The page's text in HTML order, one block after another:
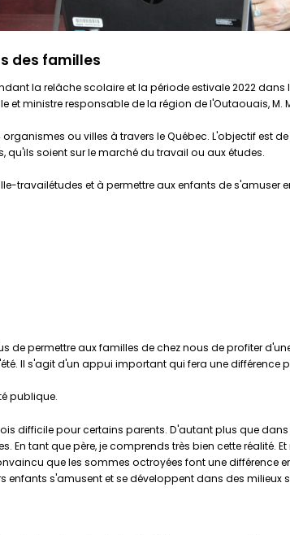
des familles
la relâche scolaire et la période estivale 2022
ministre responsable de la région de l'Outaouais, M.
ou villes à travers le Québec. L'objectif est
soient sur le marché du travail ou aux études.
travailétudes et à permettre aux enfants de s'amuser
de permettre aux familles de chez nous de profiter
Il s'agit d'un appui important qui fera une différence
publique.
difficile pour certains parents. D'autant plus que dans
tant que père, je comprends très bien cette réalité.
que les sommes octroyées font une différence
s'amusent et se développent dans des milieux